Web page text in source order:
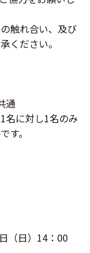
れ合い、及び
ください。
通
名に対し1名のみ
す。
（日）14：00